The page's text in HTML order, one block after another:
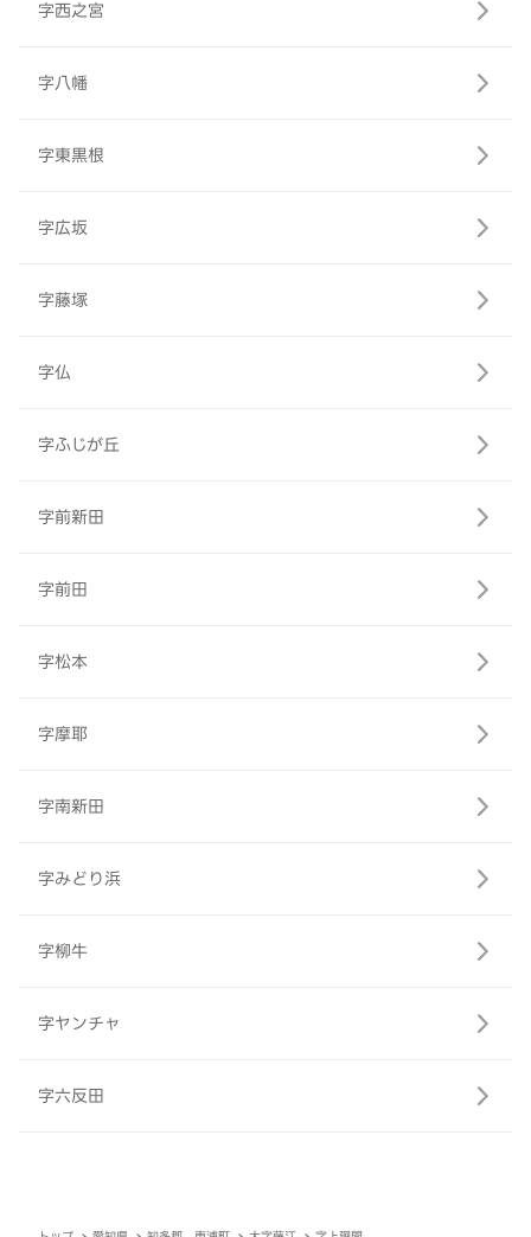
字西之宮
字八幡
字東黒根
字広坂
字藤塚
字仏
字ふじが丘
字前新田
字前田
字松本
字摩耶
字南新田
字みどり浜
字柳牛
字ヤンチャ
字六反田